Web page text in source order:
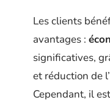
Les clients
avantages :
significatives,
et réduction de
Cependant, il